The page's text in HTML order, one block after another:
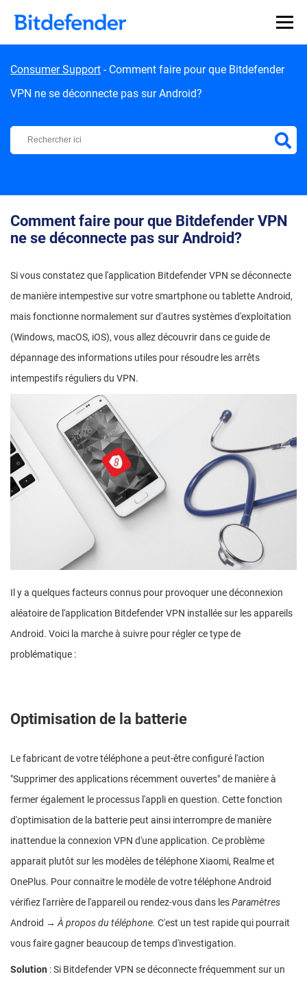
Consumer Support - Comment faire pour que Bitdefender
VPN ne se déconnecte pas sur Android?
Centre d'Assistance Bitdefender
Comment faire pour que Bitdefender VPN
ne se déconnecte pas sur Android?
Si vous constatez que l'application Bitdefender VPN se déconnecte
de manière intempestive sur votre smartphone ou tablette Android,
mais fonctionne normalement sur d'autres systèmes d'exploitation
(Windows, macOS, iOS), vous allez découvrir dans ce guide de
dépannage des informations utiles pour résoudre les arrêts
intempestifs réguliers du VPN.
Il y a quelques facteurs connus pour provoquer une déconnexion
aléatoire de l'application Bitdefender VPN installée sur les appareils
Android. Voici la marche à suivre pour régler ce type de
problématique :
Optimisation de la batterie
Le fabricant de votre téléphone a peut-être configuré l'action
"Supprimer des applications récemment ouvertes" de manière à
fermer également le processus l'appli en question. Cette fonction
d'optimisation de la batterie peut ainsi interrompre de manière
inattendue la connexion VPN d'une application. Ce problème
apparait plutôt sur les modèles de téléphone Xiaomi, Realme et
OnePlus. Pour connaitre le modèle de votre téléphone Android
vérifiez l'arrière de l'appareil ou rendez-vous dans lesParamètres
Android →À propos du téléphone. C'est un test rapide qui pourrait
vous faire gagner beaucoup de temps d'investigation.
Solution : Si Bitdefender VPN se déconnecte fréquemment sur un